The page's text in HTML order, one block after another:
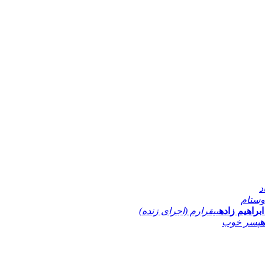
زادهبیقرارم (اجرای زنده)
پسر خوب